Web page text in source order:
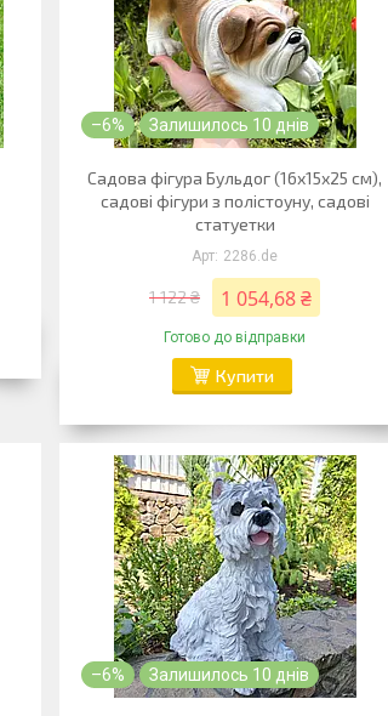
–6% Залишилось 10 днів
Садова фігура Бульдог (16х15х25 см),
садові фігури з полістоуну, садові
статуетки
2286.de
1 122 ₴ 1 054,68 ₴
Готово до відправки
Купити
–6% Залишилось 10 днів